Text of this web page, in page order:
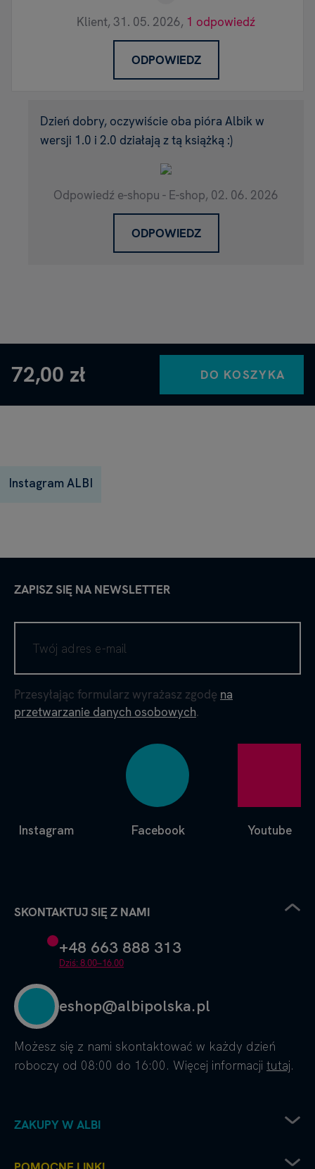
Klient, 31. 05. 2026, 1 odpowiedź
ODPOWIEDZ
Dzień dobry, oczywiście oba pióra Albik w
wersji 1.0 i 2.0 działają z tą książką :)
Odpowiedź e-shopu - E-shop, 02. 06. 2026
ODPOWIEDZ
72,00 zł DO KOSZYKA
Instagram ALBI
ZAPISZ SIĘ NA NEWSLETTER
Przesyłając formularz wyrażasz zgodę na
przetwarzanie danych osobowych.
Facebook
Instagram Youtube
SKONTAKTUJ SIĘ Z NAMI
+48 663 888 313
Dziś: 8.00–16.00
eshop@albipolska.pl
Możesz się z nami skontaktować w każdy dzień
roboczy od 08:00 do 16:00. Więcej informacji tutaj.
ZAKUPY W ALBI